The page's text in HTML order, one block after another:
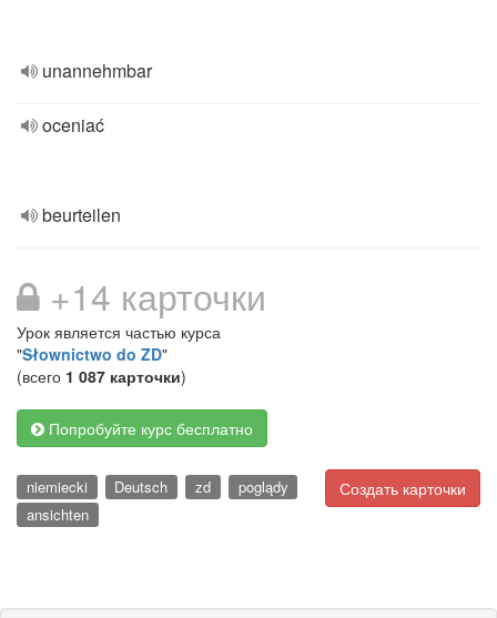
unannehmbar
oceniać
beurteilen
+14 карточки
Урок является частью курса
"Słownictwo do ZD"
(всего 1 087 карточки)
Попробуйте курс бесплатно
Создать карточки
niemiecki Deutsch zd
poglądy
ansichten